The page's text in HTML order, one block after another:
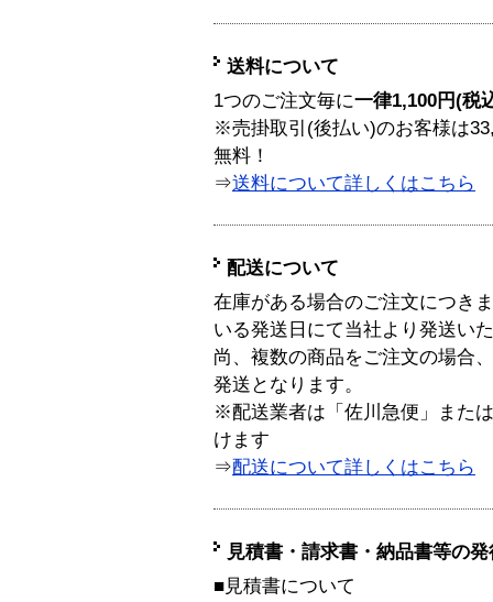
送料について
1つのご注文毎に一律1,100円(税
※売掛取引(後払い)のお客様は
無料！
⇒送料について詳しくはこちら
配送について
在庫がある場合のご注文につき
いる発送日にて当社より発送い
尚、複数の商品をご注文の場合
発送となります。
※配送業者は「佐川急便」また
けます
⇒配送について詳しくはこちら
見積書・請求書・納品書等の
■見積書について